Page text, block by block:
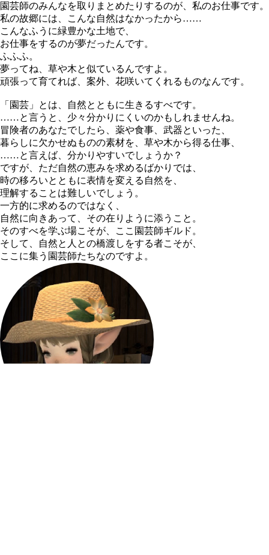
園芸師のみんなを取りまとめたりするのが、私のお仕事です。
私の故郷には、こんな自然はなかったから……
こんなふうに緑豊かな土地で、
お仕事をするのが夢だったんです。
ふふふ。
夢ってね、草や木と似ているんですよ。
頑張って育てれば、案外、花咲いてくれるものなんです。
「園芸」とは、自然とともに生きるすべです。
……と言うと、少々分かりにくいのかもしれませんね。
冒険者のあなたでしたら、薬や食事、武器といった、
暮らしに欠かせぬものの素材を、草や木から得る仕事、
……と言えば、分かりやすいでしょうか？
ですが、ただ自然の恵みを求めるばかりでは、
時の移ろいとともに表情を変える自然を、
理解することは難しいでしょう。
一方的に求めるのではなく、
自然に向きあって、その在りように添うこと。
そのすべを学ぶ場こそが、ここ園芸師ギルド。
そして、自然と人との橋渡しをする者こそが、
ここに集う園芸師たちなのですよ。